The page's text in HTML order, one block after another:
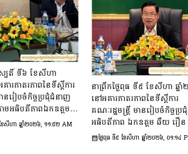
ស្បតិ៍ ទី៦ ខែសីហា
រភាតរភាពនៃទីស្តីការ
នរៀបចំកិច្ចប្រជុំជំនាញ
មអធិបតីភាពឯកឧត្តម
ធិការទីស្ដីការគណៈរដ្ឋ
ងជាប្រធាន​ក្រុម​ការងារ​
ែសីហា ឆ្នាំ២០២៦, ១១:៥២ AM
នាព្រឹកថ្ងៃពុធ ទី៥ ខែសីហា ឆ្ន
នៅអគារភាតរភាពនៃទីស្តីការ
គណៈរដ្ឋមន្រ្តី មានរៀបចំកិច្ចប្រ
អធិបតីភាព ឯកឧត្តម ឆឺយ រឿន
លេខាធិការ​ទីស្តីការគណៈរដ្ឋមន្ត្រី
ពិនិត្យនិងពិភាក្សា​លើ​សេចក្ដីព្រាង​
ថ្ងៃពុធ ទី៥ ខែសីហា ឆ្នាំ២០២៦, ០១:១៤